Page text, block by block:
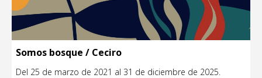
Somos bosque / Ceciro
Del 25 de marzo de 2021 al 31 de diciembre de 2025.